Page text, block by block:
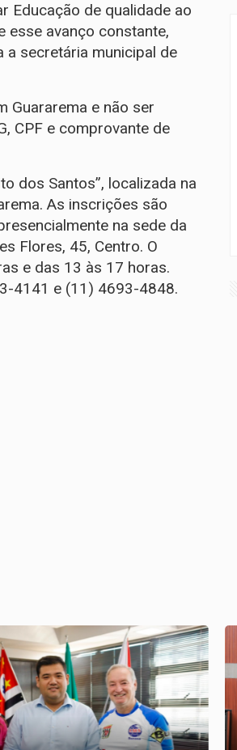
Educação de qualidade ao
esse avanço constante,
a secretária municipal de
Guararema e não ser
CPF e comprovante de
dos Santos”, localizada na
As inscrições são
na sede da
Flores, 45, Centro. O
e das 13 às 17 horas.
4141 e (11) 4693-4848.